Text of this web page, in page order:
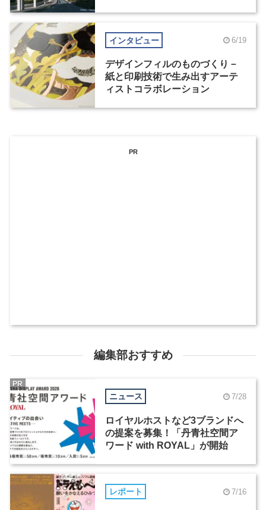
インタビュー 6/19
デザインフィルのものづくり－
紙と印刷技術で生み出すアーテ
ィストコラボレーション
PR
編集部おすすめ
ニュース 7/28
ロイヤルホストなど3ブランドへ
の提案を募集！「丹青社空間ア
ワード with ROYAL」が開始
PR
レポート 7/16